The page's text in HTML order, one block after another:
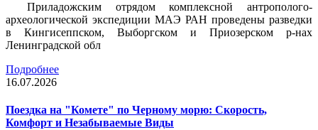
Приладожским отрядом комплексной антрополого-
археологической экспедиции МАЭ РАН проведены разведки
в Кингисеппском, Выборгском и Приозерском р-нах
Ленинградской обл
Подробнее
16.07.2026
Поездка на "Комете" по Черному морю: Скорость,
Комфорт и Незабываемые Виды